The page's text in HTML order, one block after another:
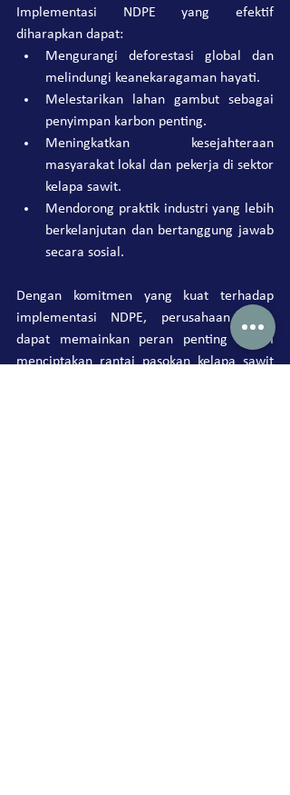
Implementasi NDPE yang efektif
diharapkan dapat:
Mengurangi deforestasi global dan
melindungi keanekaragaman hayati.
Melestarikan lahan gambut sebagai
penyimpan karbon penting.
Meningkatkan kesejahteraan
masyarakat lokal dan pekerja di sektor
kelapa sawit.
Mendorong praktik industri yang lebih
berkelanjutan dan bertanggung jawab
secara sosial.
Dengan komitmen yang kuat terhadap
implementasi NDPE, perusahaan Anda
dapat memainkan peran penting dalam
menciptakan rantai pasokan kelapa sawit